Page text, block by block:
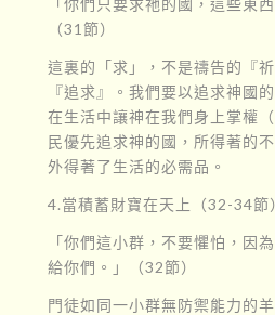
「你們只要求祂的國，這些東
（31節）
這裏的「求」，不是禱告的『
『追求』。我們要以追求神國
在生活中讓神在我們身上掌權
民優先追求神的國，所得著的
外得著了生活的必需品。
4.當積蓄財寶在天上（32-34節
「你們這小群，不要懼怕，因
給你們。」（32節）
門徒如同一小群無防禦能力的